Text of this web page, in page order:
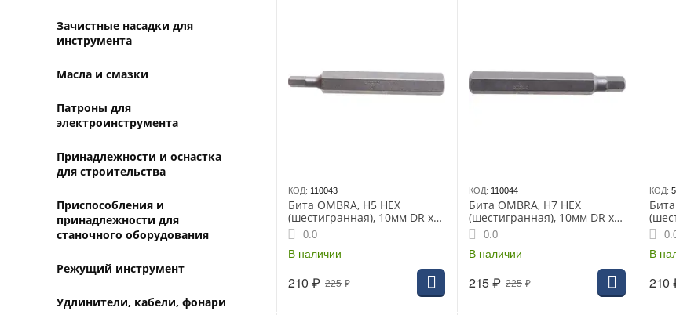
КОД: 110043
Бита OMBRA, H5 HEX
(шестигранная), 10мм DR х
75мм, (571205)
0.0
В наличии
225 ₽
210 ₽
КОД: 110044
Бита OMBRA, H7 HEX
(шестигранная), 10мм DR х
75мм, (571207)
0.0
В наличии
225 ₽
215₽
КОД:
В
210
Зачистные насадки для
инструмента
Масла и смазки
Патроны для
электроинструмента
Принадлежности и оснастка
для строительства
Приспособления и
принадлежности для
станочного оборудования
Режущий инструмент
Удлинители, кабели, фонари